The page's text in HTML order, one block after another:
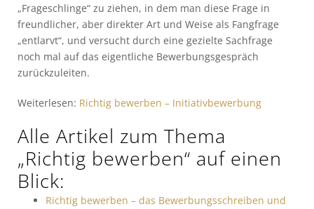
„Frageschlinge“ zu ziehen, in dem man diese Frage in
freundlicher, aber direkter Art und Weise als Fangfrage
„entlarvt“, und versucht durch eine gezielte Sachfrage
noch mal auf das eigentliche Bewerbungsgespräch
zurückzuleiten.
Weiterlesen: Richtig bewerben – Initiativbewerbung
Alle Artikel zum Thema
„Richtig bewerben“ auf einen
Blick:
Richtig bewerben – das Bewerbungsschreiben und